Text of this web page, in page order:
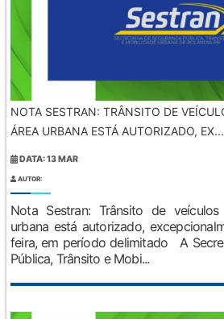
NOTA SESTRAN: TRÂNSITO DE
ÁREA URBANA ESTÁ AUTORIZADO, EX...
DATA: 13 MAR
AUTOR:
Nota Sestran: Trânsito de
urbana está autorizado,
feira, em período delimitado A
Pública, Trânsito e Mobi...